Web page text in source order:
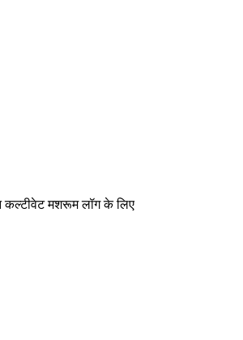
कल्टीवेट मशरूम लॉग के लिए